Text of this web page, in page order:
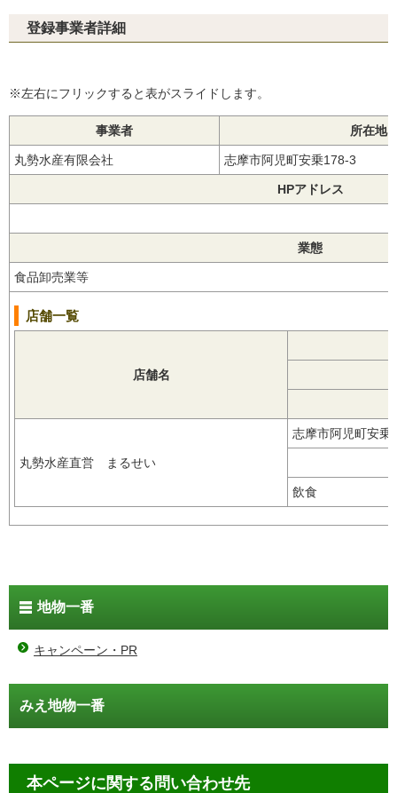
登録事業者詳細
※左右にフリックすると表がスライドします。
事業者 所在地
丸勢水産有限会社 志摩市阿児町安乗178-3
HPアドレス
業態
食品卸売業等
店舗一覧
店舗名
丸勢水産直営 まるせい
志摩市阿児町安
飲食
地物一番
キャンペーン・PR
みえ地物一番
本ページに関する問い合わせ先